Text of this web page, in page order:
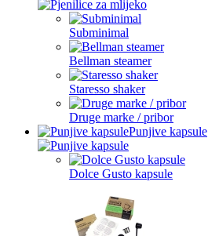
Subminimal
Bellman steamer
Staresso shaker
Druge marke / pribor
Punjive kapsule
Dolce Gusto kapsule